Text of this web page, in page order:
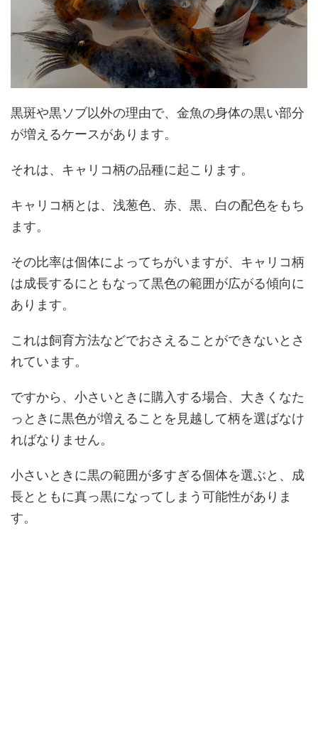
黒斑や黒ソブ以外の理由で、金魚の身体の黒い部分
が増えるケースがあります。
それは、キャリコ柄の品種に起こります。
キャリコ柄とは、浅葱色、赤、黒、白の配色をもち
ます。
その比率は個体によってちがいますが、キャリコ柄
は成長するにともなって黒色の範囲が広がる傾向に
あります。
これは飼育方法などでおさえることができないとさ
れています。
ですから、小さいときに購入する場合、大きくなた
っときに黒色が増えることを見越して柄を選ばなけ
ればなりません。
小さいときに黒の範囲が多すぎる個体を選ぶと、成
長とともに真っ黒になってしまう可能性がありま
す。